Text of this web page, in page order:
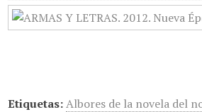
Etiquetas:Albores de la novela del